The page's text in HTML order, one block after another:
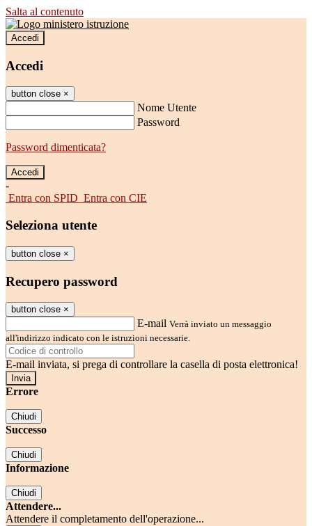
Salta al contenuto
Accedi
Accedi
button close ×
Nome Utente
Password
Password dimenticata?
-
Entra con SPID Entra con CIE
Seleziona utente
button close ×
Recupero password
button close ×
E-mail Verrà inviato un messaggio
all'indirizzo indicato con le istruzioni necessarie.
E-mail inviata, si prega di controllare la casella di posta elettronica!
Errore
Chiudi
Successo
Chiudi
Informazione
Chiudi
Attendere...
Attendere il completamento dell'operazione...